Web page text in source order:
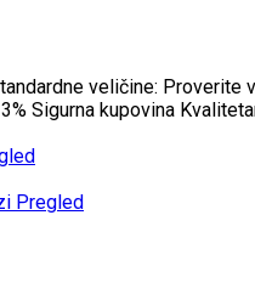
veličine:
Sigurna kupovina
Pregled